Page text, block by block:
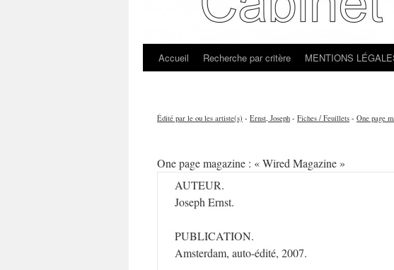
Accueil Recherche par critère MENTIONS
Édité par le ou les artiste(s) - Ernst, Joseph - Fiches / Feuillets - One page
One page magazine : « Wired Magazine »
AUTEUR.
Joseph Ernst.
PUBLICATION.
Amsterdam, auto-édité, 2007.